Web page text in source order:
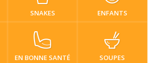
SNAKES ENFANTS
EN BONNE SANTÉ SOUPES